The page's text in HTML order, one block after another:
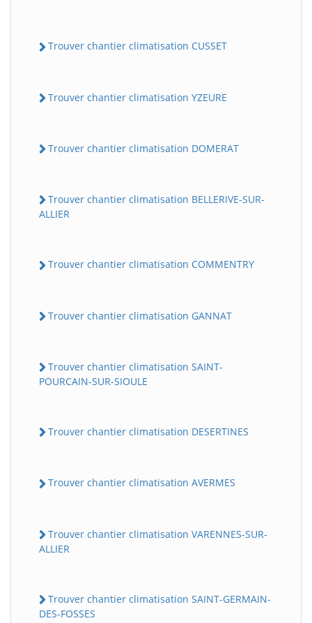
Trouver chantier climatisation CUSSET
Trouver chantier climatisation YZEURE
Trouver chantier climatisation DOMERAT
Trouver chantier climatisation BELLERIVE-SUR-
ALLIER
Trouver chantier climatisation COMMENTRY
Trouver chantier climatisation GANNAT
Trouver chantier climatisation SAINT-
POURCAIN-SUR-SIOULE
Trouver chantier climatisation DESERTINES
Trouver chantier climatisation AVERMES
Trouver chantier climatisation VARENNES-SUR-
ALLIER
Trouver chantier climatisation SAINT-GERMAIN-
DES-FOSSES